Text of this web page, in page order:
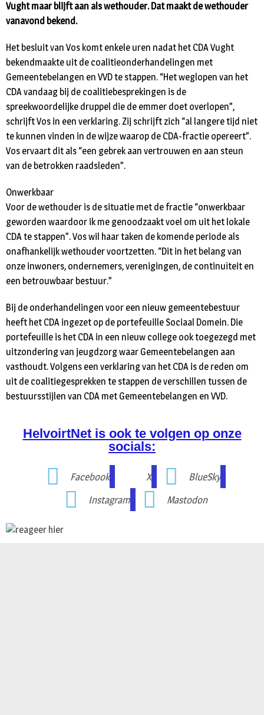
Vught maar blijft aan als wethouder. Dat maakt de wethouder
vanavond bekend.
Het besluit van Vos komt enkele uren nadat het CDA Vught
bekendmaakte uit de coalitieonderhandelingen met
Gemeentebelangen en VVD te stappen. “Het weglopen van het
CDA vandaag bij de coalitiebesprekingen is de
spreekwoordelijke druppel die de emmer doet overlopen”,
schrijft Vos in een verklaring. Zij schrijft zich “al langere tijd niet
te kunnen vinden in de wijze waarop de CDA-fractie opereert”.
Vos ervaart dit als “een gebrek aan vertrouwen en aan steun
van de betrokken raadsleden”.
Onwerkbaar
Voor de wethouder is de situatie met de fractie “onwerkbaar
geworden waardoor ik me genoodzaakt voel om uit het lokale
CDA te stappen”. Vos wil haar taken de komende periode als
onafhankelijk wethouder voortzetten. “Dit in het belang van
onze inwoners, ondernemers, verenigingen, de continuïteit en
een betrouwbaar bestuur.”
Bij de onderhandelingen voor een nieuw gemeentebestuur
heeft het CDA ingezet op de portefeuille Sociaal Domein. Die
portefeuille is het CDA in een nieuw college ook toegezegd met
uitzondering van jeugdzorg waar Gemeentebelangen aan
vasthoudt. Volgens een verklaring van het CDA is de reden om
uit de coalitiegesprekken te stappen de verschillen tussen de
bestuursstijlen van CDA met Gemeentebelangen en VVD.
HelvoirtNet is ook te volgen op onze
socials:
Facebook X
BlueSky
Instagram
Mastodon